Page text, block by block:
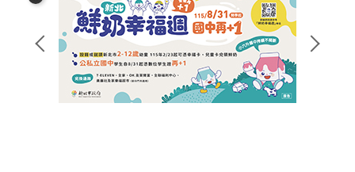
招生專區
校長簡介